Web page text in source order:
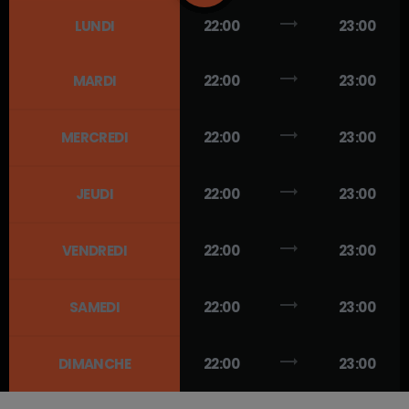
LUNDI 22:00 trending_flat 23:00
MARDI 22:00 trending_flat 23:00
MERCREDI 22:00 trending_flat 23:00
JEUDI 22:00 trending_flat 23:00
VENDREDI 22:00 trending_flat 23:00
SAMEDI 22:00 trending_flat 23:00
DIMANCHE 22:00 trending_flat 23:00